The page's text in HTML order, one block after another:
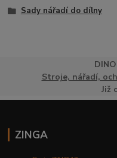
Sady nářadí do dílny
DINO
Stroje, nářadí,
Již
ZINGA